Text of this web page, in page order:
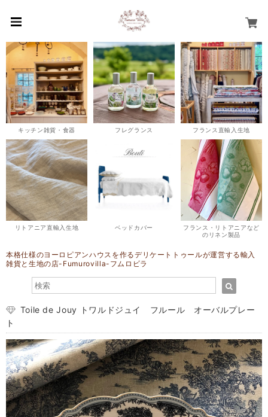
キッチン雑貨・食器 フレグランス フランス直輸入生地
リトアニア直輸入生地 ベッドカバー
フランス・リトアニアなど
のリネン製品
本格仕様のヨーロピアンハウスを作るデリケートトゥールが運営する輸入
雑貨と生地の店-Fumurovilla-フムロビラ
Toile de Jouy トワルドジュイ フルール オーバルプレー
ト